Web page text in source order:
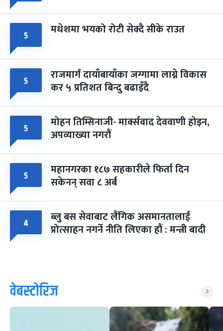
५ मधेशमा भयको रोटी सेक्दै सीके राउत
५ राजमार्ग दायाँबायाँका जग्गामा लाग्ने विकास
कर ५ प्रतिशत बिन्दु बढाइँदै
५ मोहन तिम्सिनाजी- मार्क्सवाद देववाणी होइन,
अपव्याख्या नगरौं
५ महानगरका १८७ सहकारीले फिर्ता दिन
सकेनन् सवा ८ अर्ब
४ ब्लु बस सेवाबाट लैंगिक असमानतालाई
प्रोत्साहन नगर्ने नीति लिएका हौं : मन्त्री बादी
वेबस्टोरिज